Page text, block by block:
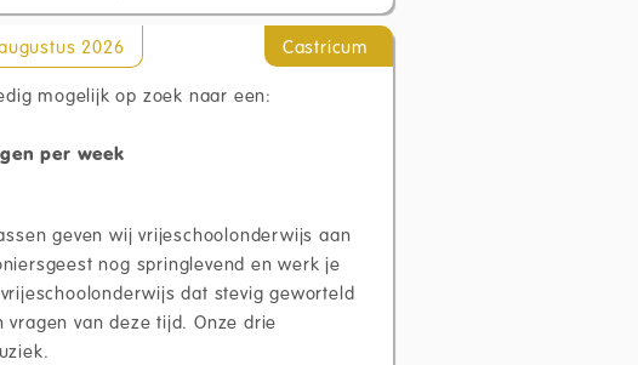
2026
Castricum
mogelijk op zoek naar een:
per week
geven wij vrijeschoolonderwijs aan
nog springlevend en werk je
dat stevig geworteld
van deze tijd. Onze drie